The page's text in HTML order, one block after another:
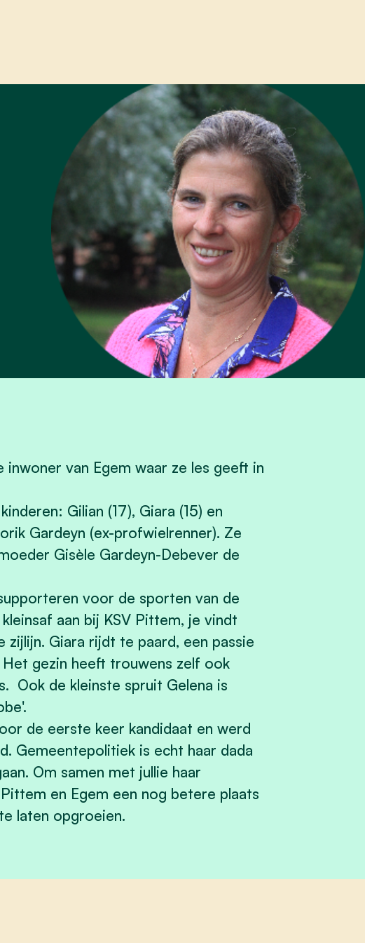
van Egem waar ze les geeft in
Gilian (17), Giara (15) en
Gardeyn (ex-profwielrenner). Ze
Gisèle Gardeyn-Debever de
voor de sporten van de
aan bij KSV Pittem, je vindt
zijlijn. Giara rijdt te paard, een passie
gezin heeft trouwens zelf ook
Ook de kleinste spruit Gelena is
de eerste keer kandidaat en werd
Gemeentepolitiek is echt haar dada
Om samen met jullie haar
en Egem een nog betere plaats
laten opgroeien.